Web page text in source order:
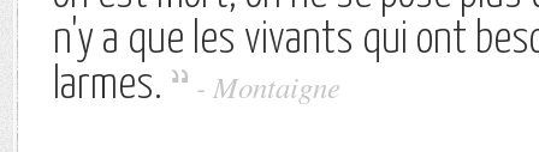
n'y a que les vivants qui ont
larmes.
- Montaigne